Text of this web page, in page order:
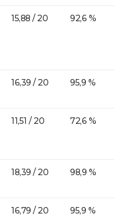
15,88 / 20 92,6 %
16,39 / 20 95,9 %
11,51 / 20 72,6 %
18,39 / 20 98,9 %
16,79 / 20 95,9 %